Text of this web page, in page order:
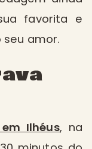
favorita e
amor.
Ilhéus, na